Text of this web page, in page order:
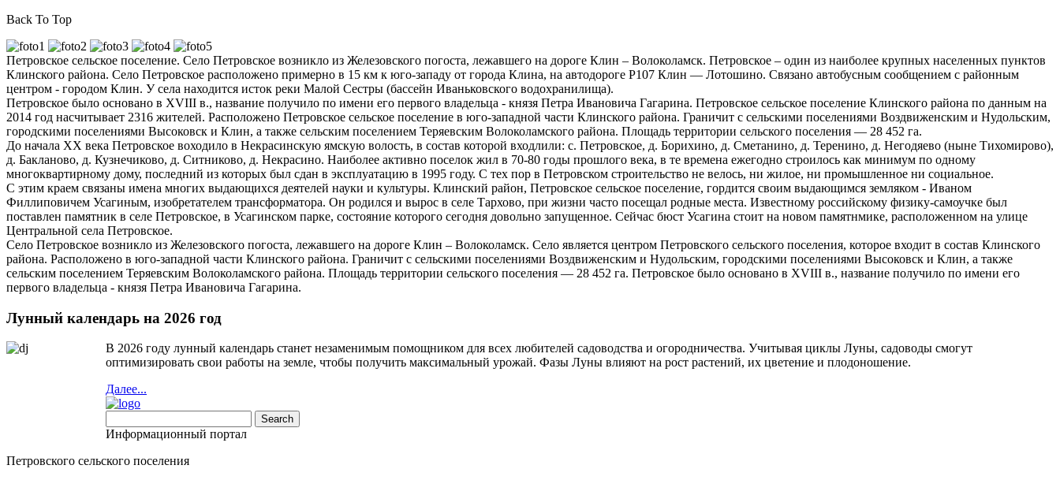
Back To Top
Петровское сельское поселение. Село Петровское возникло из Железовского погоста, лежавшего на дороге Клин – Волоколамск. Петровское – один из наиболее крупных населенных пунктов
Клинского района. Село Петровское расположено примерно в 15 км к юго-западу от города Клина, на автодороге Р107 Клин — Лотошино. Связано автобусным сообщением с районным
центром - городом Клин. У села находится исток реки Малой Сестры (бассейн Иваньковского водохранилища).
Петровское было основано в XVIII в., название получило по имени его первого владельца - князя Петра Ивановича Гагарина. Петровское сельское поселение Клинского района по данным на
2014 год насчитывает 2316 жителей. Расположено Петровское сельское поселение в юго-западной части Клинского района. Граничит с сельскими поселениями Воздвиженским и Нудольским,
городскими поселениями Высоковск и Клин, а также сельским поселением Теряевским Волоколамского района. Площадь территории сельского поселения — 28 452 га.
До начала ХХ века Петровское воходило в Некрасинскую ямскую волость, в состав которой входлили: с. Петровское, д. Борихино, д. Сметанино, д. Теренино, д. Негодяево (ныне Тихомирово),
д. Бакланово, д. Кузнечиково, д. Ситниково, д. Некрасино. Наиболее активно поселок жил в 70-80 годы прошлого века, в те времена ежегодно строилось как минимум по одному
многоквартирному дому, последний из которых был сдан в эксплуатацию в 1995 году. С тех пор в Петровском строительство не велось, ни жилое, ни промышленное ни социальное.
С этим краем связаны имена многих выдающихся деятелей науки и культуры. Клинский район, Петровское сельское поселение, гордится своим выдающимся земляком - Иваном
Филлиповичем Усагиным, изобретателем трансформатора. Он родился и вырос в селе Тархово, при жизни часто посещал родные места. Известному российскому физику-самоучке был
поставлен памятник в селе Петровское, в Усагинском парке, состояние которого сегодня довольно запущенное. Сейчас бюст Усагина стоит на новом памятнмике, расположенном на улице
Центральной села Петровское.
Село Петровское возникло из Железовского погоста, лежавшего на дороге Клин – Волоколамск. Село является центром Петровского сельского поселения, которое входит в состав Клинского
района. Расположено в юго-западной части Клинского района. Граничит с сельскими поселениями Воздвиженским и Нудольским, городскими поселениями Высоковск и Клин, а также
сельским поселением Теряевским Волоколамского района. Площадь территории сельского поселения — 28 452 га. Петровское было основано в XVIII в., название получило по имени его
первого владельца - князя Петра Ивановича Гагарина.
Лунный календарь на 2026 год
В 2026 году лунный календарь станет незаменимым помощником для всех любителей садоводства и огородничества. Учитывая циклы Луны, садоводы смогут
оптимизировать свои работы на земле, чтобы получить максимальный урожай. Фазы Луны влияют на рост растений, их цветение и плодоношение.
Далее...
Информационный портал
Петровского сельского поселения